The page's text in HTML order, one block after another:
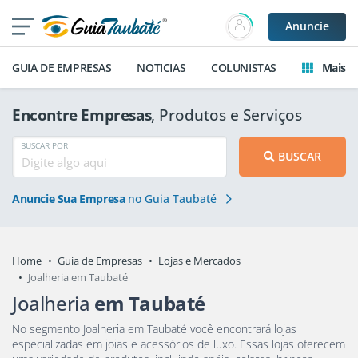
Anuncie
GUIA DE EMPRESAS NOTICIAS COLUNISTAS Mais
Encontre Empresas, Produtos e Serviços
BUSCAR POR
BUSCAR
Anuncie Sua Empresano Guia Taubaté
Home Guia de Empresas
Lojas e Mercados
Joalheria em Taubaté
Joalheria em Taubaté
No segmento Joalheria em Taubaté você encontrará lojas
especializadas em joias e acessórios de luxo. Essas lojas oferecem